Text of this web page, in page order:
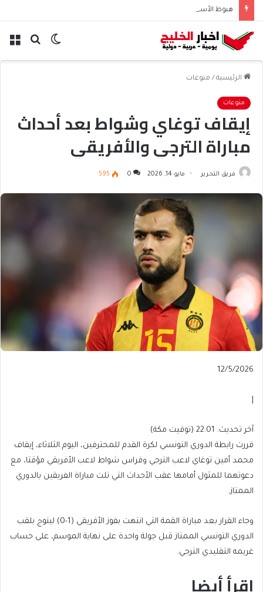
هبوط الأسهم والذهب وصعود النفط يعقّد مسار الفدرالي
بحث الوضع
الرئيسية / منوعات
منوعات
إيقاف توغاي وشواط بعد أحداث
مباراة الترجي والأفريقي
فريق التحرير مايو 14, 2026 0
595
Published
12/5/2026
آخر
تحديث:
22:01
(توقيت
مكة)
آخر تحديث: 22:01 (توقيت مكة)
قررت رابطة الدوري التونسي لكرة القدم للمحترفين، اليوم الثلاثاء، إيقاف
محمد أمين توغاي لاعب الترجي وفراس شواط لاعب الأفريقي مؤقتا، مع
دعوتهما للمثول أمامها عقب الأحداث التي تلت مباراة الفريقين بالدوري
الممتاز.
وجاء القرار بعد مباراة القمة التي انتهت بفوز الأفريقي (1-0) ليتوج بلقب
الدوري التونسي الممتاز قبل جولة واحدة على نهاية الموسم، على حساب
غريمه التقليدي الترجي.
اقرأ أيضا